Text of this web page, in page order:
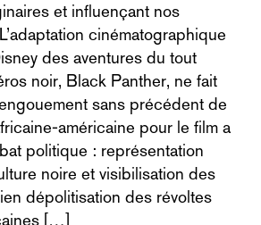
et influençant nos
cinématographique
des aventures du tout
noir, Black Panther, ne fait
sans précédent de
américaine pour le film a
politique : représentation
noire et visibilisation des
dépolitisation des révoltes
[…]